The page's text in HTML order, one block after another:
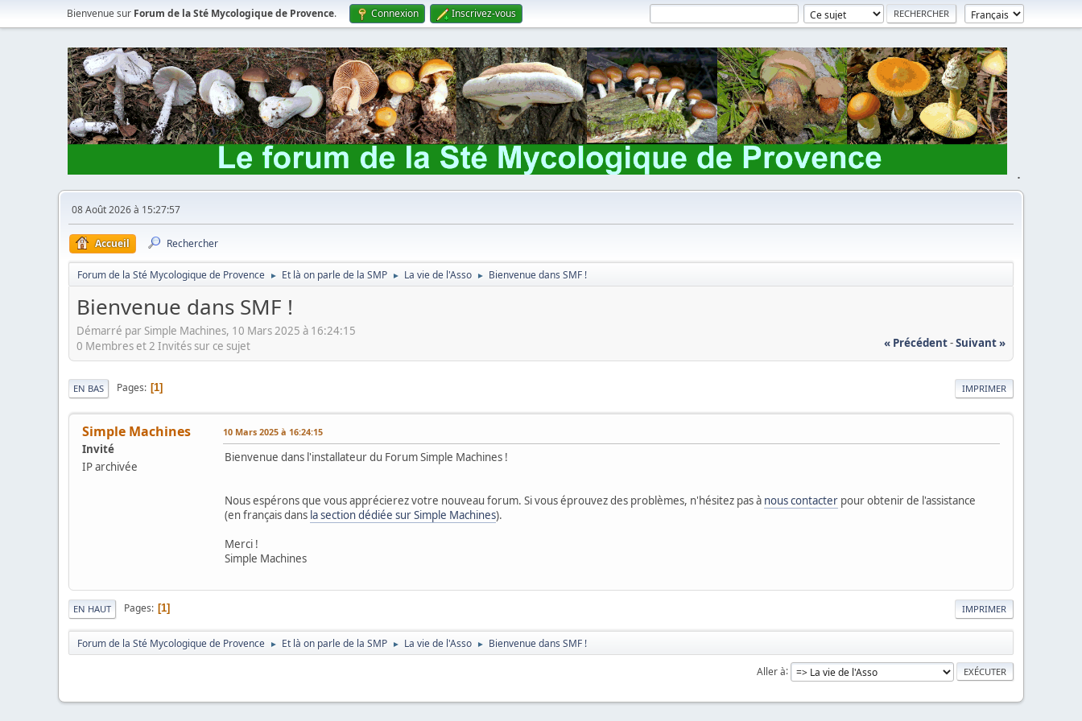
Bienvenue sur Forum de la Sté Mycologique de Provence. Connexion Inscrivez-vous
.
08 Août 2026 à 15:27:57
Accueil Rechercher
Forum de la Sté Mycologique de Provence ► Et là on parle de la SMP ► La vie de l'Asso ► Bienvenue dans SMF !
Bienvenue dans SMF !
Démarré par Simple Machines, 10 Mars 2025 à 16:24:15
« Précédent-Suivant »
0 Membres et 2 Invités sur ce sujet
IMPRIMER
EN BAS Pages 1
Simple Machines
Invité
IP archivée
10 Mars 2025 à 16:24:15
Bienvenue dans l'installateur du Forum Simple Machines !
Nous espérons que vous apprécierez votre nouveau forum. Si vous éprouvez des problèmes, n'hésitez pas à nous contacter pour obtenir de l'assistance
(en français dans la section dédiée sur Simple Machines).
Merci !
Simple Machines
IMPRIMER
EN HAUT Pages 1
Forum de la Sté Mycologique de Provence ► Et là on parle de la SMP ► La vie de l'Asso ► Bienvenue dans SMF !
Aller à